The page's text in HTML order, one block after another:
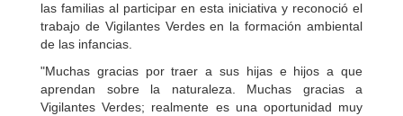
las familias al participar en esta iniciativa y reconoció el
trabajo de Vigilantes Verdes en la formación ambiental
de las infancias.
"Muchas gracias por traer a sus hijas e hijos a que
aprendan sobre la naturaleza. Muchas gracias a
Vigilantes Verdes; realmente es una oportunidad muy